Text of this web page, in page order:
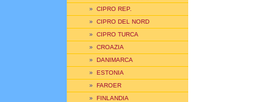
» CIPRO REP.
» CIPRO DEL NORD
» CIPRO TURCA
» CROAZIA
» DANIMARCA
» ESTONIA
» FAROER
» FINLANDIA